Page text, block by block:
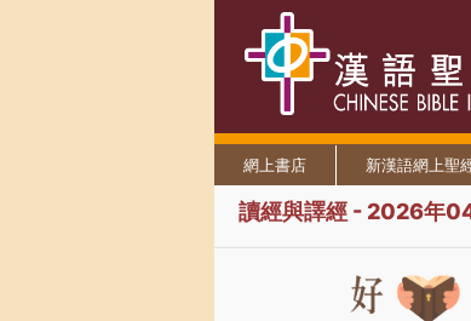
網上書店 新漢語網上聖
讀經與譯經 - 2026年